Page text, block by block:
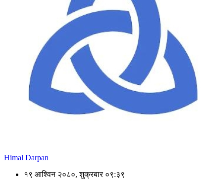
Himal Darpan
१९ आश्विन २०८०, शुक्रबार ०९:३९